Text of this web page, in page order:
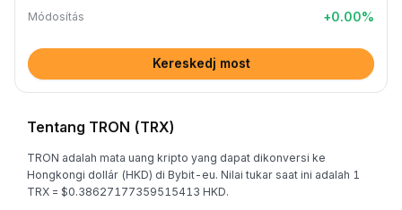
Módosítás +0.00%
Kereskedj most
Tentang TRON (TRX)
TRON adalah mata uang kripto yang dapat dikonversi ke
Hongkongi dollár (HKD) di Bybit-eu. Nilai tukar saat ini adalah 1
TRX = $0.38627177359515413 HKD.